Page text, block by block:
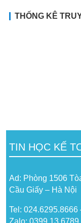
THỐNG KÊ
TIN HỌC KẾ
Ad: Phòng 1506
Cầu Giấy – Hà Nội
Tel: 024.6295.8666
Zalo: 0399 13 6789